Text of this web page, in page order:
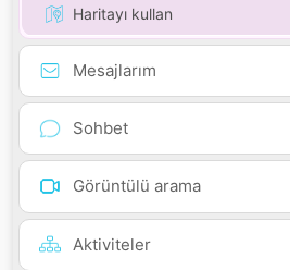
Haritayı kullan
Mesajlarım
Sohbet
Görüntülü arama
Aktiviteler